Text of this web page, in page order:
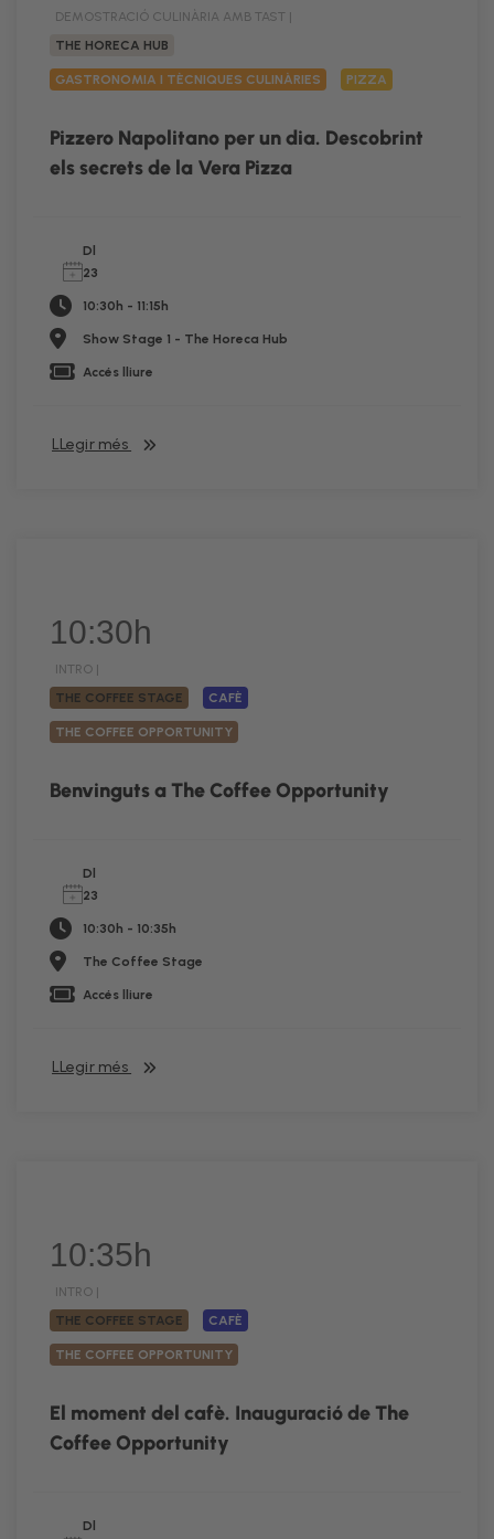
DEMOSTRACIÓ CULINÀRIA AMB TAST |
THE HORECA HUB
GASTRONOMIA I TÈCNIQUES CULINÀRIES PIZZA
Pizzero Napolitano per un dia. Descobrint
els secrets de la Vera Pizza
Dl
23
10:30h - 11:15h
Show Stage 1 - The Horeca Hub
Accés lliure
LLegir més
10:30h
INTRO |
THE COFFEE STAGE
CAFÈ
THE COFFEE OPPORTUNITY
Benvinguts a The Coffee Opportunity
Dl
23
10:30h - 10:35h
The Coffee Stage
Accés lliure
LLegir més
10:35h
INTRO |
THE COFFEE STAGE
CAFÈ
THE COFFEE OPPORTUNITY
El moment del cafè. Inauguració de The
Coffee Opportunity
Dl